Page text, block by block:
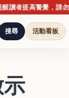
覺，請勿點擊不明連
搜尋 活動看板